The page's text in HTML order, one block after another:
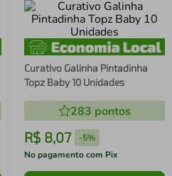
Curativo Galinha Pintadinha
Topz Baby 10 Unidades
283 pontos
R$ 8,07 -5%
No pagamento com Pix